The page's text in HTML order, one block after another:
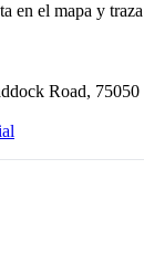
en el mapa y
Road, 75050